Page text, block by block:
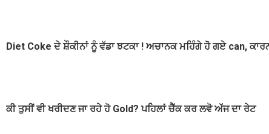
Diet Coke ਦੇ ਸ਼ੌਕੀਨਾਂ ਨੂੰ ਵੱਡਾ ਝਟਕਾ ! ਅਚਾਨਕ ਮਹਿੰਗੇ ਹੋ ਗਏ can,
ਕੀ ਤੁਸੀਂ ਵੀ ਖਰੀਦਣ ਜਾ ਰਹੇ ਹੋ Gold? ਪਹਿਲਾਂ ਚੈੱਕ ਕਰ ਲਵੋ ਅੱਜ ਦਾ ਰੇਟ